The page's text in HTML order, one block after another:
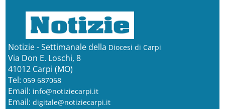
Notizie - Settimanale della Diocesi di Carpi
Via Don E. Loschi, 8
41012 Carpi (MO)
Tel: 059 687068
Email: info@notiziecarpi.it
Email: digitale@notiziecarpi.it